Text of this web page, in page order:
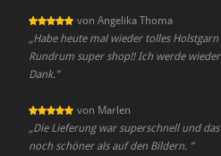
von Angelika Thoma
„Habe heute mal wieder tolles
Rundrum super shop!! Ich werde
Dank.”
von Marlen
„Die Lieferung war superschnell und
noch schöner als auf den Bildern. ”